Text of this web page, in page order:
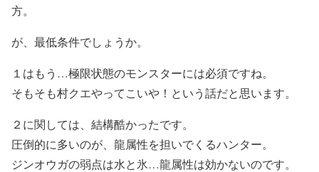
方。
が、最低条件でしょうか。
１はもう…極限状態のモンスターには必須ですね。
そもそも村クエやってこいや！という話だと思います。
２に関しては、結構酷かったです。
圧倒的に多いのが、龍属性を担いでくるハンター。
ジンオウガの弱点は水と氷…龍属性は効かないのです。